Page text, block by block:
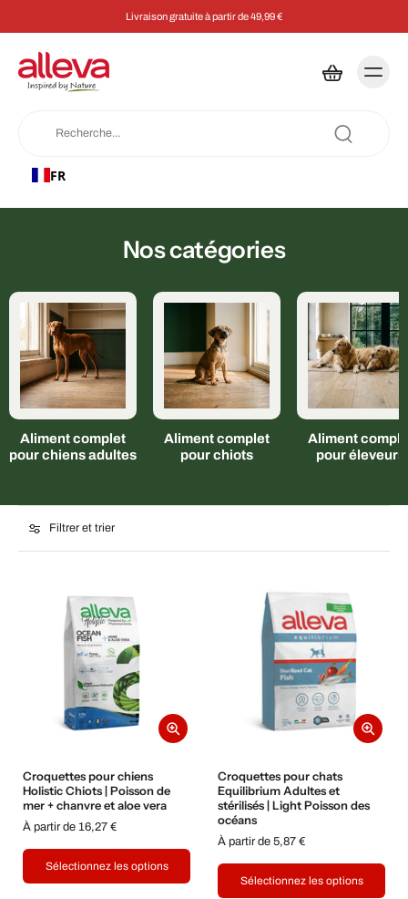
Livraison gratuite à partir de 49,99 €
FR
Nos catégories
Aliment complet
pour chiens adultes
Aliment complet
pour chiots
Aliment
pour éleveurs
Filtrer et trier
Croquettes pour chiens
Holistic Chiots | Poisson de
mer + chanvre et aloe vera
À partir de 16,27 €
Sélectionnez les options
Croquettes pour chats
Equilibrium Adultes et
stérilisés | Light Poisson des
océans
À partir de 5,87 €
Sélectionnez les options